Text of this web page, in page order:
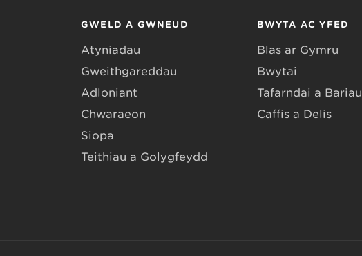
GWELD A GWNEUD
Atyniadau
Gweithgareddau
Adloniant
Chwaraeon
Siopa
Teithiau a Golygfeydd
BWYTA AC YFED
Blas ar Gymru
Bwytai
Tafarndai a Bariau
Caffis a Delis